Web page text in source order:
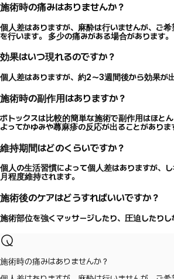
施術時の痛みはありませんか？
個人差はありますが、麻酔は行いませんが、ご
を行います。 多少の痛みがある場合があります。
効果はいつ現れるのですか？
個人差はありますが、約2～3週間後から効果が
施術時の副作用はありますか？
ボトックスは比較的簡単な施術で副作用はほと
よってかゆみや蕁麻疹の反応が出ることがありま
維持期間はどのくらいですか？
個人の生活習慣によって個人差はありますが、
月程度維持されます。
施術後のケアはどうすればいいですか？
施術部位を強くマッサージしたり、圧迫したりし
施術時の痛みはありませんか？